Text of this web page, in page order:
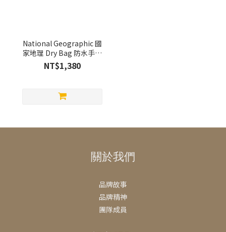
National Geographic 國
家地理 Dry Bag 防水手機
袋2L
NT$1,380
關於我們
品牌故事
品牌精神
團隊成員